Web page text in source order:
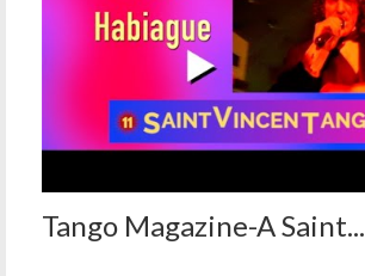
Tango Magazine-A Saint...